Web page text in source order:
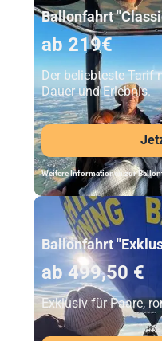
Ballonfahrt
ab 219€
Der beliebteste Tarif
Dauer und Erlebnis.
Weitere Informationen zur
Unser Beststeller
Ballonfahrt
ab 499,50 €
Exklusiv für Paare,